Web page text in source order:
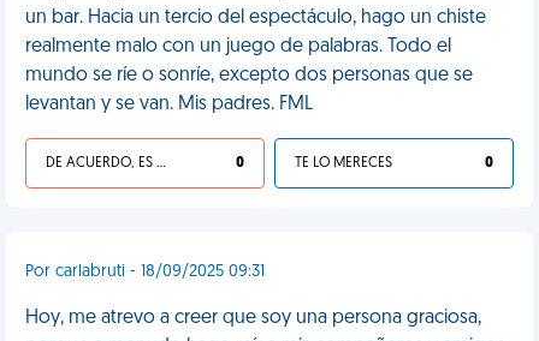
un bar. Hacia un tercio del espectáculo, hago un chiste
realmente malo con un juego de palabras. Todo el
mundo se ríe o sonríe, excepto dos personas que se
levantan y se van. Mis padres. FML
DE ACUERDO, ES UNA VIDA HP 0 TE LO MERECES 0
Por carlabruti - 18/09/2025 09:31
Hoy, me atrevo a creer que soy una persona graciosa,